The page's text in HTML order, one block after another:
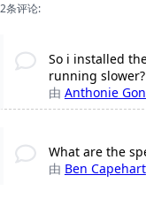
2条评论:
So i installed
running slower?
由 Anthonie
What are the
由 Ben Capehart